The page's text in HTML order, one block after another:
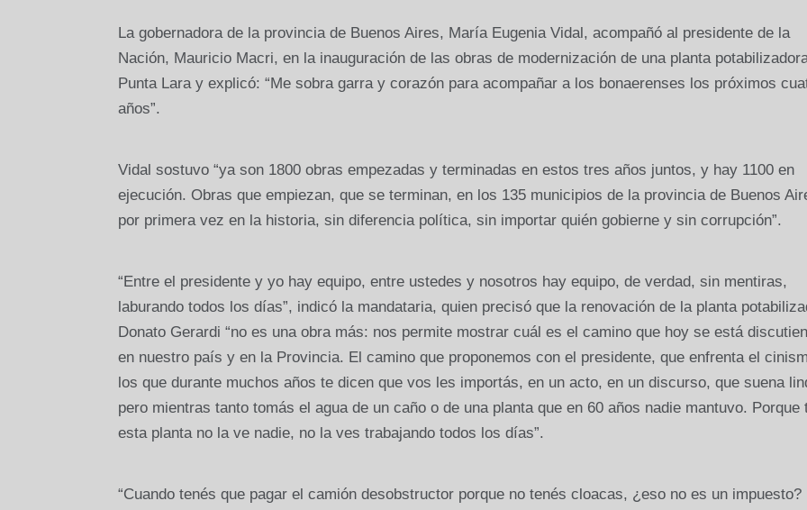
La gobernadora de la provincia de Buenos Aires, María Eugenia Vidal, acompañó al presidente de la
Nación, Mauricio Macri, en la inauguración de las obras de modernización de una planta
Punta Lara y explicó: “Me sobra garra y corazón para acompañar a los bonaerenses los próximos
años”.
Vidal sostuvo “ya son 1800 obras empezadas y terminadas en estos tres años juntos, y hay 1100 en
ejecución. Obras que empiezan, que se terminan, en los 135 municipios de la provincia de Buenos
por primera vez en la historia, sin diferencia política, sin importar quién gobierne y sin corrupción”.
“Entre el presidente y yo hay equipo, entre ustedes y nosotros hay equipo, de verdad, sin mentiras,
laburando todos los días”, indicó la mandataria, quien precisó que la renovación de la planta
Donato Gerardi “no es una obra más: nos permite mostrar cuál es el camino que hoy se está
en nuestro país y en la Provincia. El camino que proponemos con el presidente, que enfrenta el
los que durante muchos años te dicen que vos les importás, en un acto, en un discurso, que suena
pero mientras tanto tomás el agua de un caño o de una planta que en 60 años nadie mantuvo. Porque
esta planta no la ve nadie, no la ves trabajando todos los días”.
“Cuando tenés que pagar el camión desobstructor porque no tenés cloacas, ¿eso no es un impuesto?